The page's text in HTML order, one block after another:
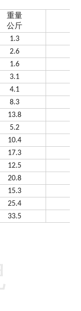
重量
公斤
1.3
2.6
1.6
3.1
4.1
8.3
13.8
5.2
10.4
17.3
12.5
20.8
15.3
25.4
33.5